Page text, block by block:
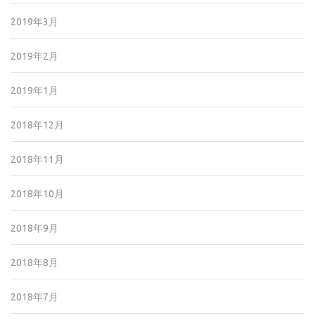
2019年3月
2019年2月
2019年1月
2018年12月
2018年11月
2018年10月
2018年9月
2018年8月
2018年7月